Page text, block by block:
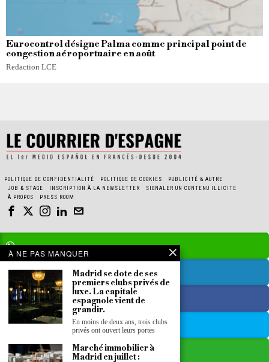
Eurocontrol désigne Palma comme principal point de
congestion aéroportuaire en août
Redaction LCE
POLITIQUE DE CONFIDENTIALITÉ POLITIQUE DE COOKIES
PUBLICITÉ & AUTRE
JOB & STAGE
INSCRIPTION À LA NEWSLETTER
SIGNALER UN CONTENU ILLICITE
À PROPOS
PRESS ROOM
À NE PAS MANQUER
Madrid se dote de ses
premiers clubs privés de
luxe. La capitale
espagnole vient de
grandir.
En moins de deux ans, trois clubs
privés ont ouvert leurs portes
Marché immobilier à
Madrid en juillet :